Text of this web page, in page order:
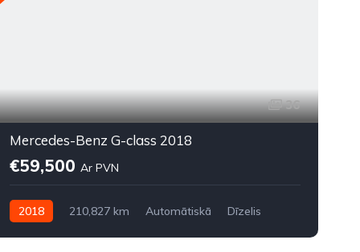
36
Mercedes-Benz G-class 2018
€59,500 Ar PVN
2018 210,827 km Automātiskā
Dīzelis